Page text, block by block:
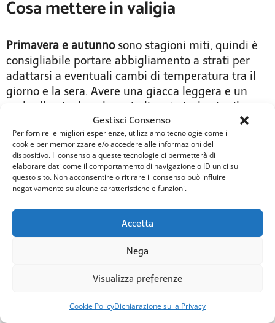
Gestisci Consenso
Per fornire le migliori esperienze, utilizziamo tecnologie come i
cookie per memorizzare e/o accedere alle informazioni del
dispositivo. Il consenso a queste tecnologie ci permetterà di
elaborare dati come il comportamento di navigazione o ID unici su
questo sito. Non acconsentire o ritirare il consenso può influire
negativamente su alcune caratteristiche e funzioni.
Accetta
Nega
Visualizza preferenze
Cookie PolicyDichiarazione sulla Privacy
Cosa mettere in valigia
Primavera e autunnosono stagioni miti, quindi è
consigliabile portare abbigliamento a strati per
adattarsi a eventuali cambi di temperatura tra il
giorno e la sera. Avere una giacca leggera e un
ombrello pieghevole, quindi, può rivelarsi utile
poiché le piogge sono poche, ma imprevedibili.
In estate, quando le temperature possono
superare i 30°C, meglio optare per abiti leggeri in
tessuti traspiranti, insieme a cappello, occhiali da
traspiranti sono indispensabili per esplorare il
centro storico, perché presenta spesso strade
, il clima è generalmente mite, ma è
leggero per le serate più fresche, insieme a scarpe